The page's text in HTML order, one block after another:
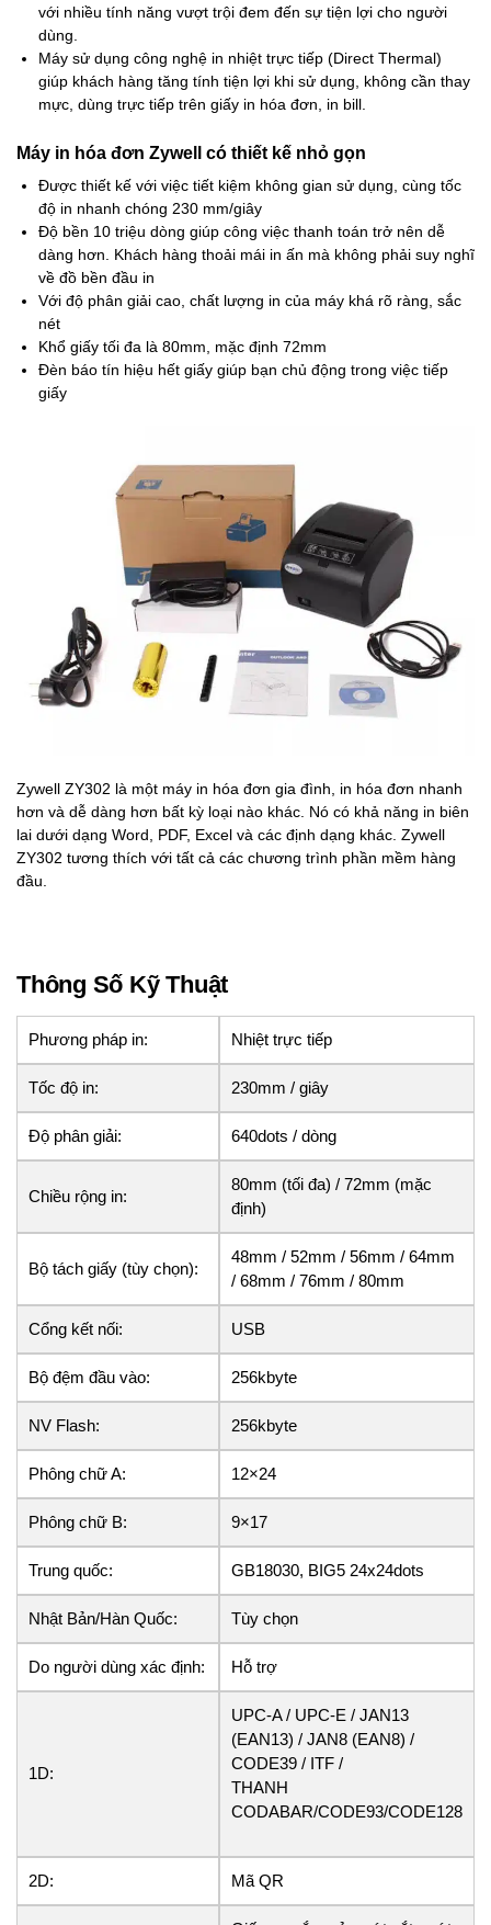
với nhiều tính năng vượt trội đem đến sự tiện lợi cho người
dùng.
Máy sử dụng công nghệ in nhiệt trực tiếp (Direct Thermal)
giúp khách hàng tăng tính tiện lợi khi sử dụng, không cần thay
mực, dùng trực tiếp trên giấy in hóa đơn, in bill.
Máy in hóa đơn Zywell có thiết kế nhỏ gọn
Được thiết kế với việc tiết kiệm không gian sử dụng, cùng tốc
độ in nhanh chóng 230 mm/giây
Độ bền 10 triệu dòng giúp công việc thanh toán trở nên dễ
dàng hơn. Khách hàng thoải mái in ấn mà không phải suy nghĩ
về đồ bền đầu in
Với độ phân giải cao, chất lượng in của máy khá rõ ràng, sắc
nét
Khổ giấy tối đa là 80mm, mặc định 72mm
Đèn báo tín hiệu hết giấy giúp bạn chủ động trong việc tiếp
giấy
Zywell ZY302 là một máy in hóa đơn gia đình, in hóa đơn nhanh
hơn và dễ dàng hơn bất kỳ loại nào khác. Nó có khả năng in biên
lai dưới dạng Word, PDF, Excel và các định dạng khác. Zywell
ZY302 tương thích với tất cả các chương trình phần mềm hàng
đầu.
Thông Số Kỹ Thuật
Phương pháp in: Nhiệt trực tiếp
Tốc độ in: 230mm / giây
Độ phân giải: 640dots / dòng
Chiều rộng in:
80mm (tối đa) / 72mm (mặc
định)
Bộ tách giấy (tùy chọn):
48mm / 52mm / 56mm / 64mm
/ 68mm / 76mm / 80mm
Cổng kết nối: USB
Bộ đệm đầu vào: 256kbyte
NV Flash: 256kbyte
Phông chữ A: 12×24
Phông chữ B: 9×17
Trung quốc: GB18030, BIG5 24x24dots
Nhật Bản/Hàn Quốc: Tùy chọn
Do người dùng xác định: Hỗ trợ
1D:
UPC-A / UPC-E / JAN13
(EAN13) / JAN8 (EAN8) /
CODE39 / ITF /
THANH
CODABAR/CODE93/CODE128
2D: Mã QR